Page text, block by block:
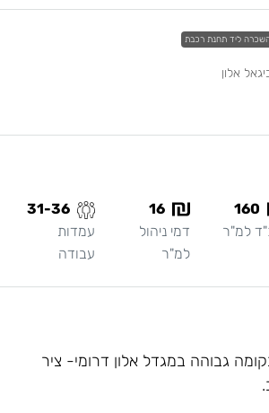
ליד תחנת רכבת
אלון
160
למ"ר
16
דמי ניהול
למ"ר
31-36
עמדות
עבודה
גבוהה במגדל אלון דרומי- ציר